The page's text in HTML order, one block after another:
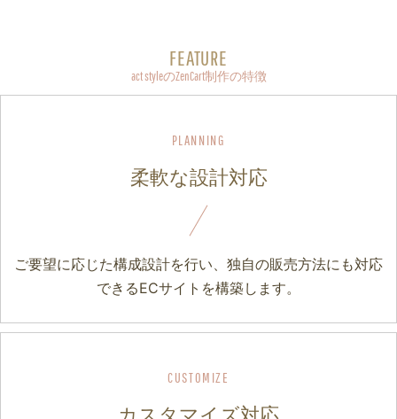
FEATURE
act styleのZenCart制作の特徴
柔軟な設計対応
ご要望に応じた構成設計を行い、独自の販売方法にも対応
できるECサイトを構築します。